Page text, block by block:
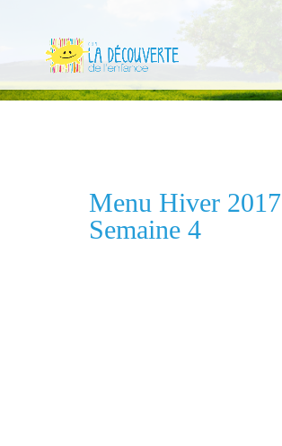
Menu Hiver 2017
Semaine 4